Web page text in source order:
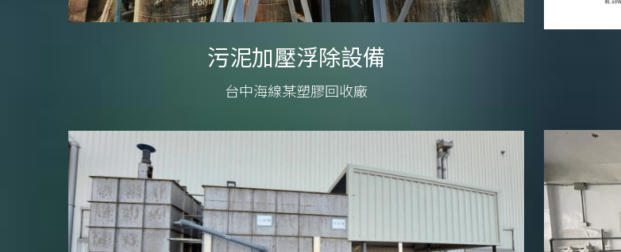
污泥加壓浮除設備
台中海線某塑膠回收廠